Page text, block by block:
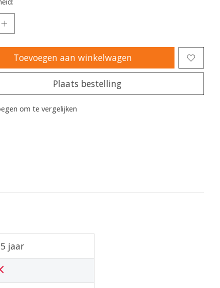
Toevoegen aan winkelwagen
Plaats bestelling
om te vergelijken
jaar